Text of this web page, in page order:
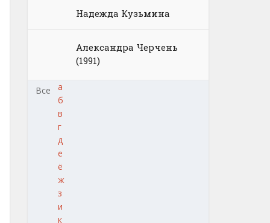
Надежда Кузьмина
Александра Черчень
(1991)
Все
а
б
в
г
д
е
ё
ж
з
и
к